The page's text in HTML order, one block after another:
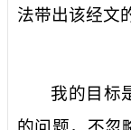
法带出该经文
我的目标